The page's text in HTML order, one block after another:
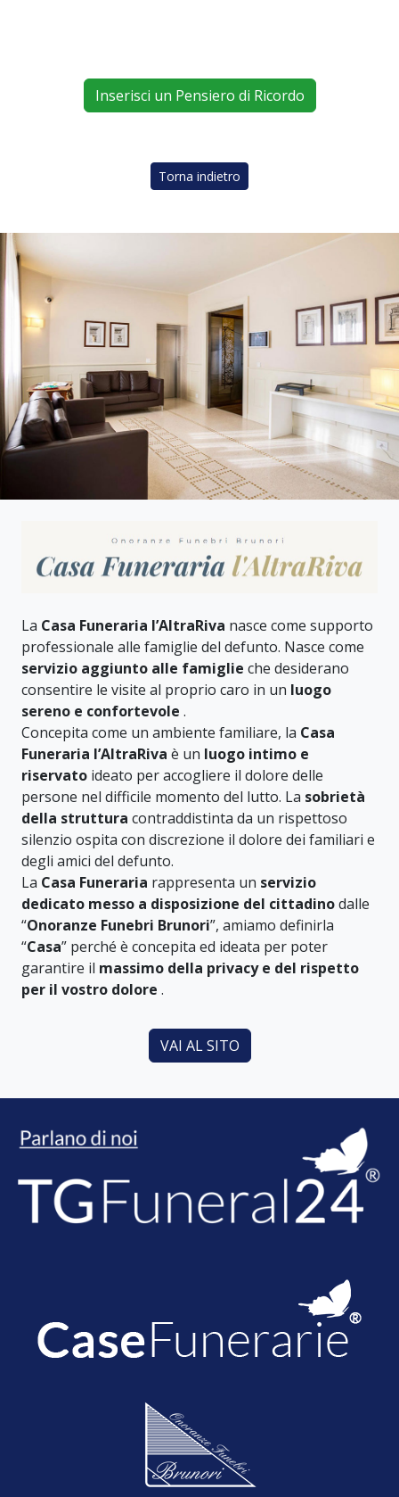
Inserisci un Pensiero di Ricordo
Torna indietro
La Casa Funeraria l’AltraRiva nasce come supporto
professionale alle famiglie del defunto. Nasce come
servizio aggiunto alle famiglie che desiderano
consentire le visite al proprio caro in un luogo
sereno e confortevole .
Concepita come un ambiente familiare, la Casa
Funeraria l’AltraRiva è un luogo intimo e
riservato ideato per accogliere il dolore delle
persone nel difficile momento del lutto. La sobrietà
della struttura contraddistinta da un rispettoso
silenzio ospita con discrezione il dolore dei familiari e
degli amici del defunto.
La Casa Funeraria rappresenta un servizio
dedicato messo a disposizione del cittadinodalle
“Onoranze Funebri Brunori”, amiamo definirla
“Casa” perché è concepita ed ideata per poter
garantire il massimo della privacy e del rispetto
per il vostro dolore .
VAI AL SITO